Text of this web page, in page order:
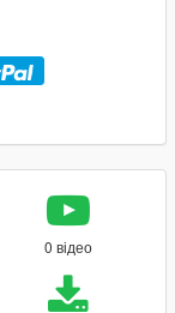
0 відео